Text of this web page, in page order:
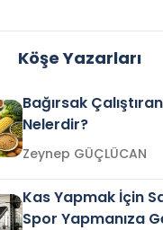
Köşe Yazarları
Bağırsak
Nelerdir?
Zeynep GÜÇLÜCAN
Kas Yapmak İçin
Spor Yapmanıza